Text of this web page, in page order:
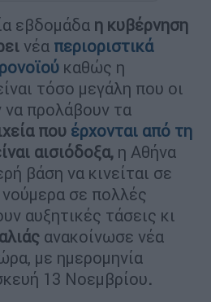
εβδομάδα η κυβέρνηση
νέα περιοριστικά
καθώς η
τόσο μεγάλη που οι
προλάβουν τα
που έρχονται από τη
αισιόδοξα, η Αθήνα
βάση να κινείται σε
σε πολλές
αυξητικές τάσεις κι
ανακοίνωσε νέα
με ημερομηνία
13 Νοεμβρίου.